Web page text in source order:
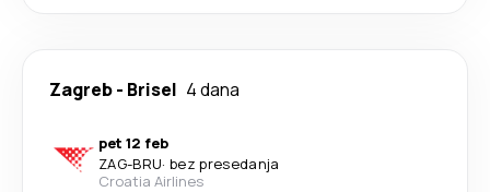
Zagreb- Brisel 4 dana
pet 12 feb
ZAG-BRU· bez presedanja
Croatia Airlines